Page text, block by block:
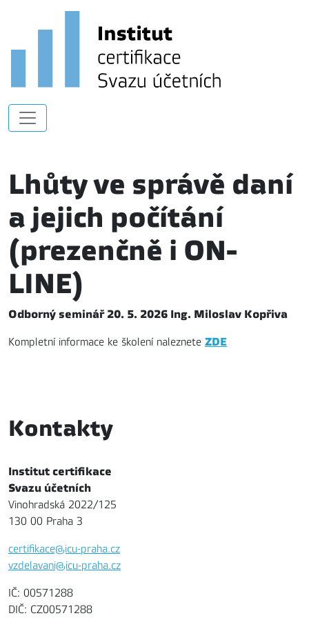
Lhůty ve správě daní
a jejich počítání
(prezenčně i ON-
LINE)
Odborný seminář 20. 5. 2026 Ing. Miloslav Kopřiva
Kompletní informace ke školení naleznete ZDE
Kontakty
Institut certifikace
Svazu účetních
Vinohradská 2022/125
130 00 Praha 3
certifikace@icu-praha.cz
vzdelavani@icu-praha.cz
IČ: 00571288
DIČ: CZ00571288